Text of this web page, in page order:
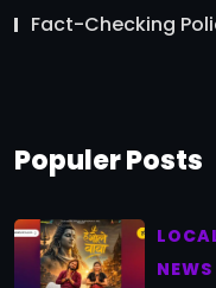
Fact-Checking
Populer Posts
NEWS